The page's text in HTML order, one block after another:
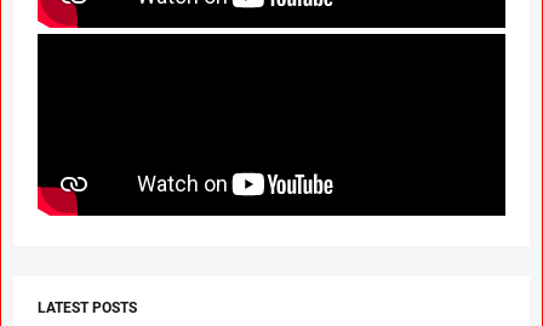
LATEST POSTS